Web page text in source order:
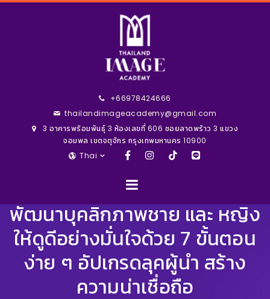
+66978424666
thailandimageacademy@gmail.com
3 อาคารพร้อมพันธุ์ 3 ห้องเลขที่ 606 ซอยลาดพร้าว 3 แขวง
จอมพล เขตจตุจักร กรุงเทพมหานคร 10900
Thai
พัฒนาบุคลิกภาพชาย และ หญิง
ให้ดูดีอย่างมั่นใจด้วย 7 ขั้นตอน
ง่าย ๆ อัปเกรดลุคผู้นำ สร้าง
ความน่าเชื่อถือ